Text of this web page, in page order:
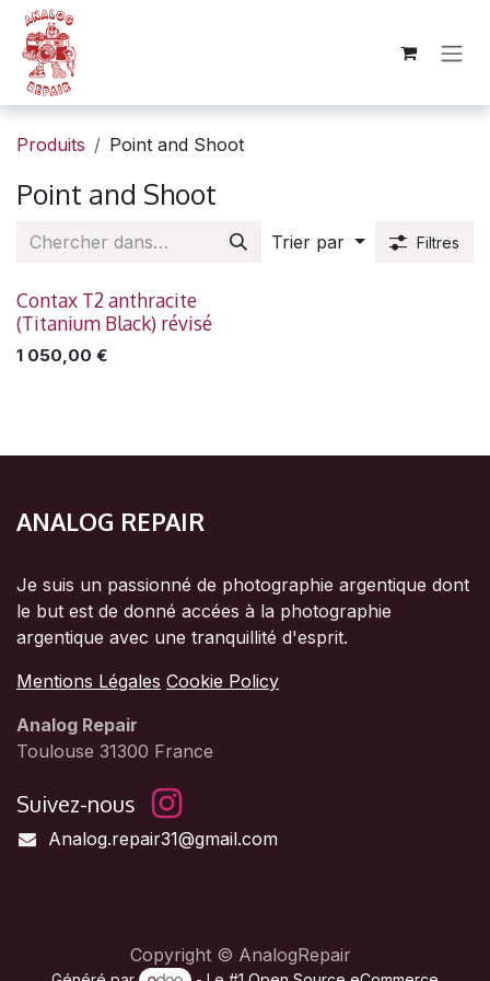
SE RENDRE AU CONTENU
Produits Point and Shoot
Point and Shoot
Trier par Filtres
Contax T2 anthracite
(Titanium Black) révisé
1 050,00 €
ANALOG REPAIR
Je suis un passionné de photographie argentique dont
le but est de donné accées à la photographie
argentique avec une tranquillité d'esprit.
Mentions Légales Cookie Policy
Analog Repair
Toulouse 31300 France
Suivez-nous
Analog.repair31@gmail.com
Copyright © AnalogRepair